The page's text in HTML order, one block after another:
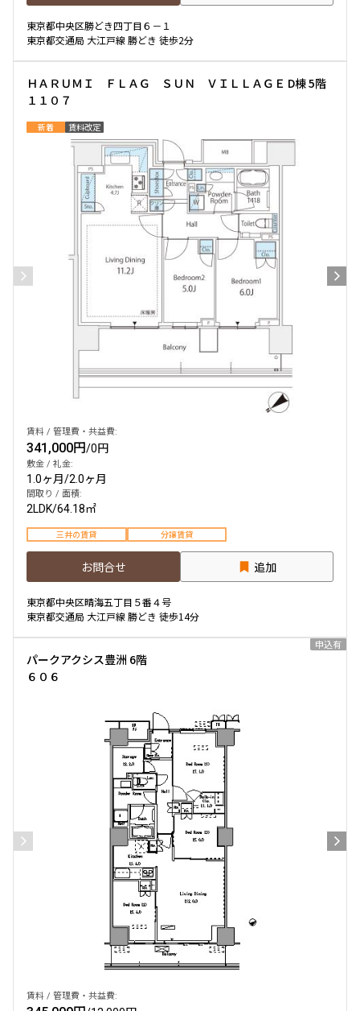
東京都中央区勝どき四丁目６－１
東京都交通局 大江戸線 勝どき 徒歩2分
ＨＡＲＵＭＩ ＦＬＡＧ ＳＵＮ ＶＩＬＬＡＧＥ D棟 5階
１１０７
新着 賃料改定
賃料 / 管理費・共益費:
341,000円/0円
敷金 / 礼金:
1.0ヶ月/2.0ヶ月
間取り / 面積:
2LDK/64.18㎡
三井の賃貸 分譲賃貸
お問合せ 追加
東京都中央区晴海五丁目５番４号
東京都交通局 大江戸線 勝どき 徒歩14分
パークアクシス豊洲 6階
６０６
申込有
賃料 / 管理費・共益費: